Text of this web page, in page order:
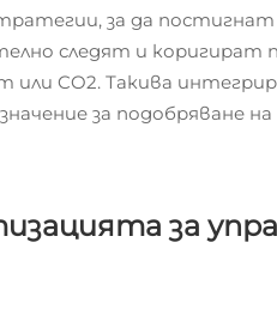
за да
следят и коригират
CO2. Такива
за подобряване
за